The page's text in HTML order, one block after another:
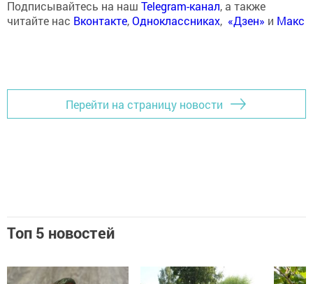
Подписывайтесь на наш Telegram-канал, а также
читайте нас Вконтакте,Одноклассниках, «Дзен» и Макс
Перейти на страницу новости
Топ 5 новостей